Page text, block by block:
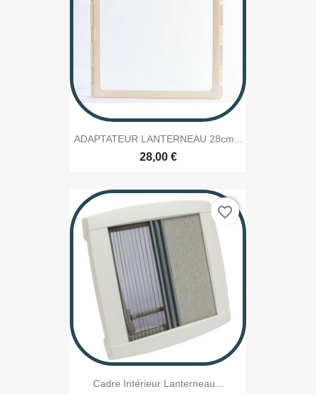
ADAPTATEUR LANTERNEAU 28cm...
28,00 €
Cadre Intérieur Lanterneau...
favorite_border